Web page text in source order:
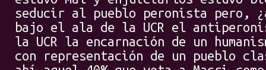
seducir al pueblo peronista pero,
bajo el ala de la UCR el
la UCR la encarnación de un
con representación de un pueblo